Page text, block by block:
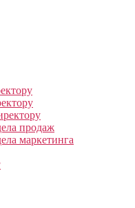
продаж
маркетинга